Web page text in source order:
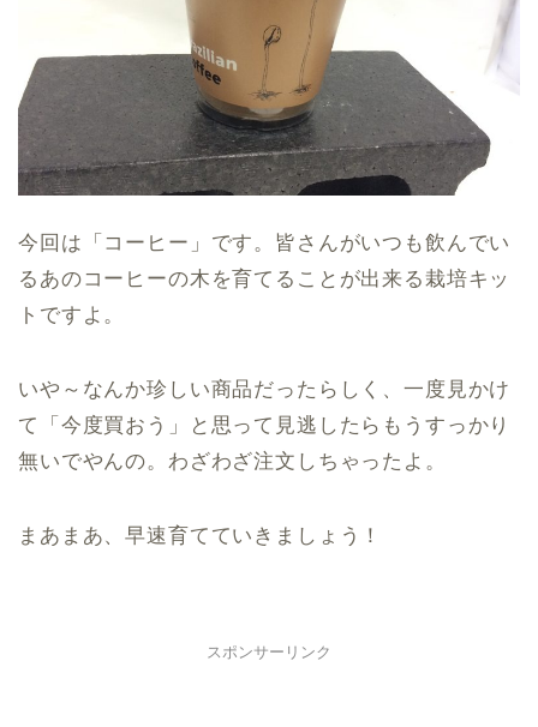
今回は「コーヒー」です。皆さんがいつも飲んでい
るあのコーヒーの木を育てることが出来る栽培キッ
トですよ。
いや～なんか珍しい商品だったらしく、一度見かけ
て「今度買おう」と思って見逃したらもうすっかり
無いでやんの。わざわざ注文しちゃったよ。
まあまあ、早速育てていきましょう！
スポンサーリンク